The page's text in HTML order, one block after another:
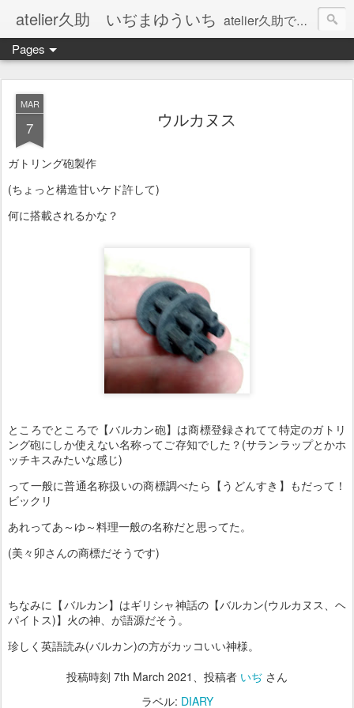
atelier久助 いぢまゆういち atelier久助では土と火から暖かなモノたちを生み出しています。 ご覧になられた方が和んで頂ければ幸いです。
Pages
MAR
7 ウルカヌス
ガトリング砲製作
(ちょっと構造甘いケド許して)
何に搭載されるかな？
ところでところで【バルカン砲】は商標登録されてて特定のガトリ
ング砲にしか使えない名称ってご存知でした？(サランラップとかホ
ッチキスみたいな感じ)
って一般に普通名称扱いの商標調べたら【うどんすき】もだって！
ビックリ
あれってあ～ゆ～料理一般の名称だと思ってた。
(美々卯さんの商標だそうです)
ちなみに【バルカン】はギリシャ神話の【バルカン(ウルカヌス、ヘ
パイトス)】火の神、が語源だそう。
珍しく英語読み(バルカン)の方がカッコいい神様。
投稿時刻 7th March 2021 、投稿者 いぢ さん
ラベル: DIARY